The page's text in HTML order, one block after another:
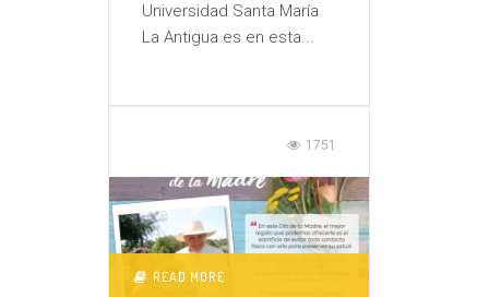
Universidad Santa María
La Antigua es en esta...
1751
READ MORE